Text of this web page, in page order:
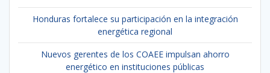
Honduras fortalece su participación en la integración
energética regional
Nuevos gerentes de los COAEE impulsan ahorro
energético en instituciones públicas